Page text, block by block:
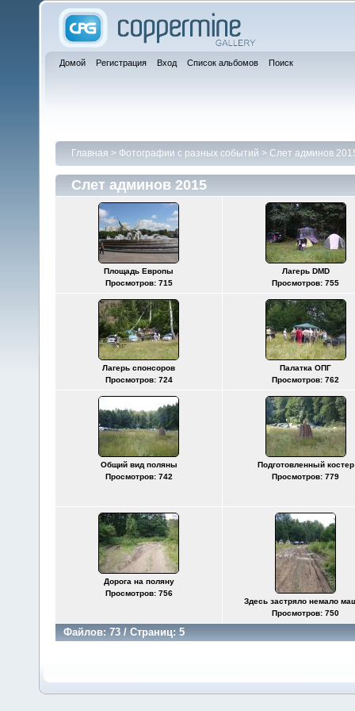
Домой Регистрация Вход Список альбомов Поиск
Главная > Фотографии с разных событий > Слет админов
Слет админов 2015
Площадь Европы
Просмотров: 715
Лагерь DMD
Просмотров: 755
Лагерь спонсоров
Просмотров: 724
Палатка ОПГ
Просмотров: 762
Общий вид поляны
Просмотров: 742
Подготовленный костер
Просмотров: 779
Дорога на поляну
Просмотров: 756
Здесь застряло немало
Просмотров: 750
Файлов: 73 / Страниц: 5